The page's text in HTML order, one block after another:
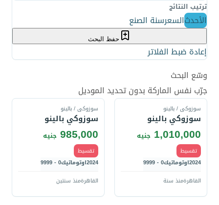
ترتيب النتائج
الأحدثالسعرسنة الصنع
حفظ البحث
إعادة ضبط الفلاتر
وسّع البحث
جرّب نفس الماركة بدون تحديد الموديل
سوزوكى / بالينو
سوزوكي بالينو
1,010,000 جنيه
تقسيط
2024اوتوماتيك0 - 9999
القاهرةمنذ سنة
سوزوكى / بالينو
سوزوكي بالينو
985,000 جنيه
تقسيط
2024اوتوماتيك0 - 9999
القاهرةمنذ سنتين